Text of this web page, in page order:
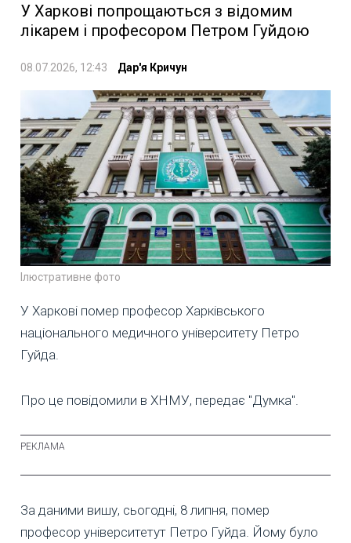
У Харкові попрощаються з відомим
лікарем і професором Петром Гуйдою
08.07.2026, 12:43 Дар'я Кричун
Ілюстративне фото
У Харкові помер професор Харківського
національного медичного університету Петро
Гуйда.
Про це повідомили в ХНМУ, передає "Думка".
За даними вишу, сьогодні, 8 липня, помер
професор університетут Петро Гуйда. Йому було